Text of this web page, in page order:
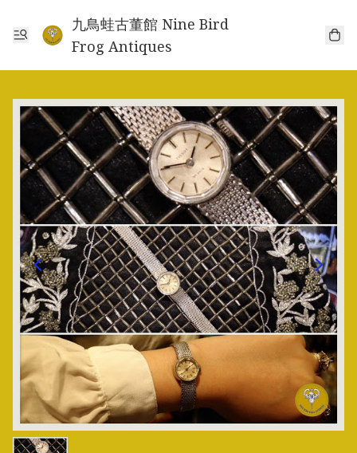
九鳥蛙古董館 Nine Bird
Frog Antiques